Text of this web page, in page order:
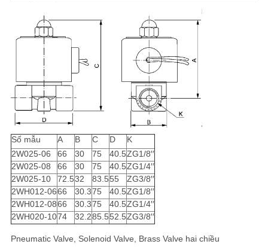
Số mẫu A B C D
K
2W025-06
66 30 75 40.5ZG1/8′′
2W025-08
66 30 75 40.5ZG1/4′′
2W025-10
72.532 83.555
ZG3/8′′
2WH012-0666 30.375 40.5ZG1/8′′
2WH012-0866 30.375 40.5ZG1/4′′
2WH020-1074 32.285.552.5ZG3/8′′
Pneumatic Valve, Solenoid Valve, Brass Valve hai chiều